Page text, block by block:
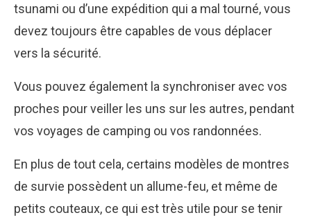
tsunami ou d’une expédition qui a mal tourné, vous
devez toujours être capables de vous déplacer
vers la sécurité.
Vous pouvez également la synchroniser avec vos
proches pour veiller les uns sur les autres, pendant
vos voyages de camping ou vos randonnées.
En plus de tout cela, certains modèles de montres
de survie possèdent un allume-feu, et même de
petits couteaux, ce qui est très utile pour se tenir